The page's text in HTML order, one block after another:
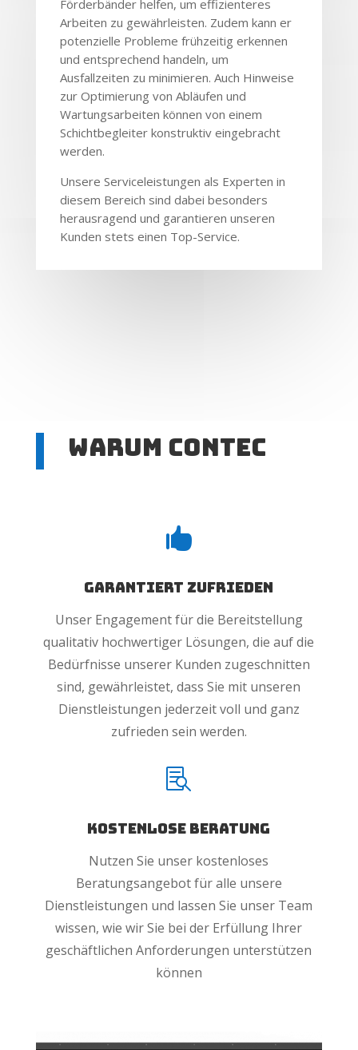
Förderbänder helfen, um effizienteres
Arbeiten zu gewährleisten. Zudem kann er
potenzielle Probleme frühzeitig erkennen
und entsprechend handeln, um
Ausfallzeiten zu minimieren. Auch Hinweise
zur Optimierung von Abläufen und
Wartungsarbeiten können von einem
Schichtbegleiter konstruktiv eingebracht
werden.
Unsere Serviceleistungen als Experten in
diesem Bereich sind dabei besonders
herausragend und garantieren unseren
Kunden stets einen Top-Service.
Warum ConTec

garantiert Zufrieden
Unser Engagement für die Bereitstellung
qualitativ hochwertiger Lösungen, die auf die
Bedürfnisse unserer Kunden zugeschnitten
sind, gewährleistet, dass Sie mit unseren
Dienstleistungen jederzeit voll und ganz
zufrieden sein werden.

Kostenlose Beratung
Nutzen Sie unser kostenloses
Beratungsangebot für alle unsere
Dienstleistungen und lassen Sie unser Team
wissen, wie wir Sie bei der Erfüllung Ihrer
geschäftlichen Anforderungen unterstützen
können